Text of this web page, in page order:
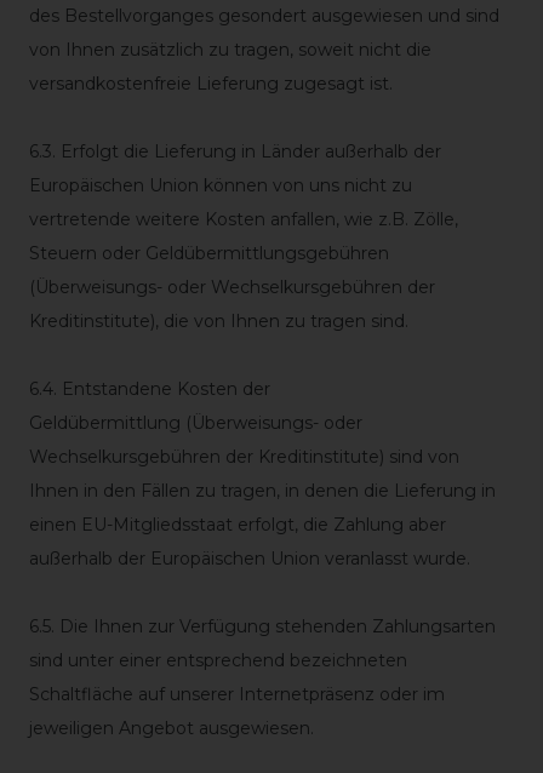
des Bestellvorganges gesondert ausgewiesen und sind
von Ihnen zusätzlich zu tragen, soweit nicht die
versandkostenfreie Lieferung zugesagt ist.
6.3. Erfolgt die Lieferung in Länder außerhalb der
Europäischen Union können von uns nicht zu
vertretende weitere Kosten anfallen, wie z.B. Zölle,
Steuern oder Geldübermittlungsgebühren
(Überweisungs- oder Wechselkursgebühren der
Kreditinstitute), die von Ihnen zu tragen sind.
6.4. Entstandene Kosten der
Geldübermittlung (Überweisungs- oder
Wechselkursgebühren der Kreditinstitute) sind von
Ihnen in den Fällen zu tragen, in denen die Lieferung in
einen EU-Mitgliedsstaat erfolgt, die Zahlung aber
außerhalb der Europäischen Union veranlasst wurde.
6.5. Die Ihnen zur Verfügung stehenden Zahlungsarten
sind unter einer entsprechend bezeichneten
Schaltfläche auf unserer Internetpräsenz oder im
jeweiligen Angebot ausgewiesen.